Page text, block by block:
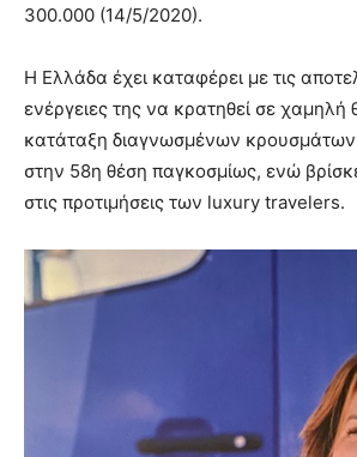
300.000 (14/5/2020).
Η Ελλάδα έχει καταφέρει με τις
ενέργειες της να κρατηθεί σε χαμηλή
κατάταξη διαγνωσμένων κρουσμάτων
στην 58η θέση παγκοσμίως, ενώ
στις προτιμήσεις των luxury travelers.